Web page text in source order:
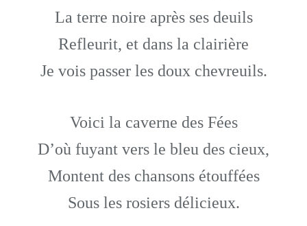
La terre noire après ses deuils
Refleurit, et dans la clairière
Je vois passer les doux chevreuils.
Voici la caverne des Fées
D’où fuyant vers le bleu des cieux,
Montent des chansons étouffées
Sous les rosiers délicieux.